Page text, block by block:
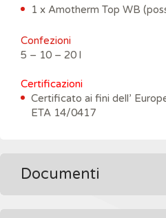
1 x Amotherm Top WB
Confezioni
5 – 10 – 20 l
Certificazioni
Certificato ai fini dell’
ETA 14/0417
Documenti